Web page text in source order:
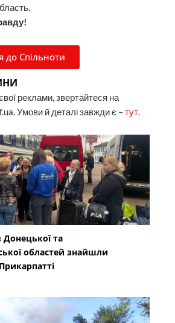
до Спільноти
реклами, звертайтеся на
Умови й деталі завжди є –тут.
та
областей знайшли